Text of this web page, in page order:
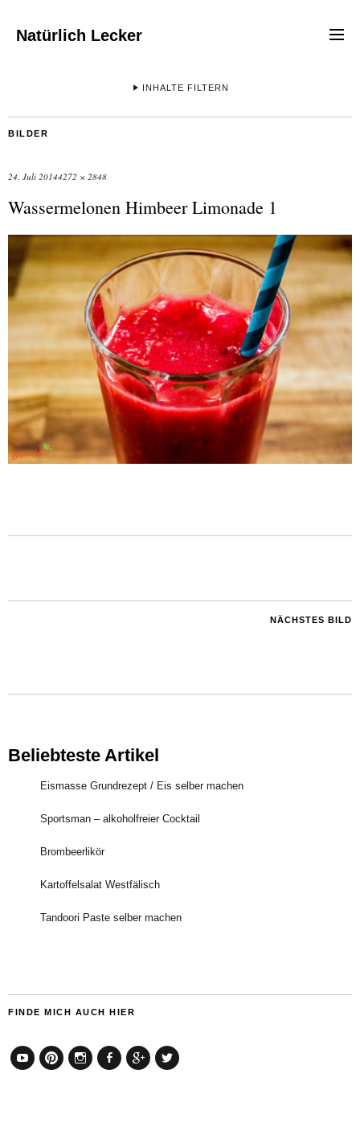
Natürlich Lecker
INHALTE FILTERN
BILDER
24. Juli 20144272 × 2848
Wassermelonen Himbeer Limonade 1
NÄCHSTES BILD
Beliebteste Artikel
Eismasse Grundrezept / Eis selber machen
Sportsman – alkoholfreier Cocktail
Brombeerlikör
Kartoffelsalat Westfälisch
Tandoori Paste selber machen
FINDE MICH AUCH HIER